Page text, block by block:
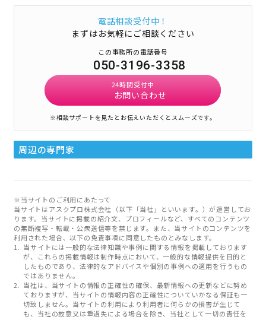
電話相談受付中！
まずはお気軽にご相談ください
この事務所の電話番号
050-3196-3358
24時間受付中
お問い合わせ
※相談サポートを見たとお伝えいただくとスムーズです。
周辺の専門家
※当サイトのご利用にあたって
当サイトはアスクプロ株式会社（以下「当社」といいます。）が運営してお
ります。当サイトに掲載の紹介文、プロフィールなど、すべてのコンテンツ
の無断複写・転載・公衆送信等を禁じます。また、当サイトのコンテンツを
利用された場合、以下の免責事項に同意したものとみなします。
当サイトには一般的な法律知識や事例に関する情報を掲載しております
が、これらの掲載情報は制作時点において、一般的な情報提供を目的と
したものであり、法律的なアドバイスや個別の事例への適用を行うもの
ではありません。
当社は、当サイトの情報の正確性の確保、最新情報への更新などに努め
ておりますが、当サイトの情報内容の正確性についていかなる保証も一
切致しません。当サイトの利用により利用者に何らかの損害が生じて
も、当社の故意又は重過失による場合を除き、当社として一切の責任を